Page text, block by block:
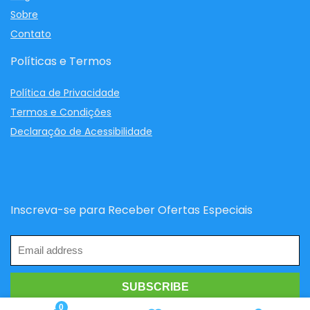
0
Sobre
Contato
Políticas e Termos
Política de Privacidade
Termos e Condições
Declaração de Acessibilidade
Inscreva-se para Receber Ofertas Especiais